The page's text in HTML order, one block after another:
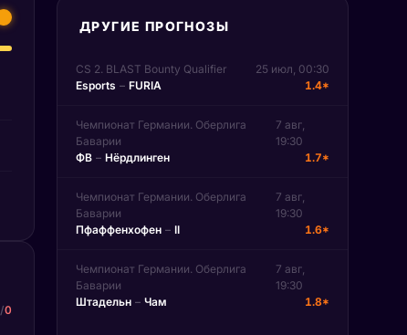
/0
ДРУГИЕ ПРОГНОЗЫ
CS 2. BLAST Bounty Qualifier
25 июл, 00:30
Esports – FURIA 1.4*
Чемпионат Германии. Оберлига
Баварии
7 авг,
19:30
ФВ – Нёрдлинген 1.7*
Чемпионат Германии. Оберлига
Баварии
7 авг,
19:30
Пфаффенхофен – II 1.6*
Чемпионат Германии. Оберлига
Баварии
7 авг,
19:30
Штадельн – Чам 1.8*